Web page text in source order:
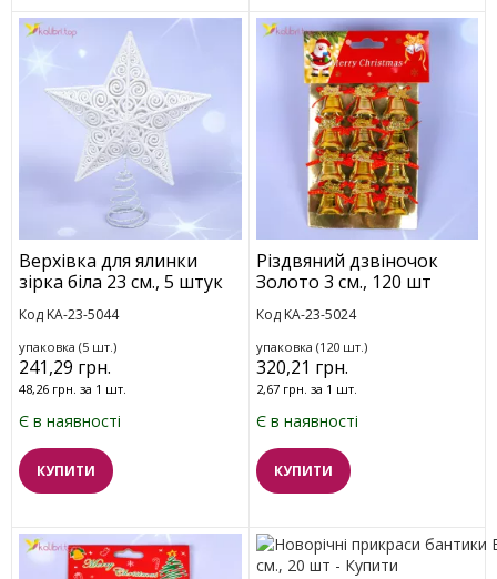
Верхівка для ялинки
зірка біла 23 см., 5 штук
Код KA-23-5044
упаковка (5 шт.)
241,29 грн.
48,26 грн. за 1 шт.
Є в наявності
КУПИТИ
Різдвяний дзвіночок
Золото 3 см., 120 шт
Код KA-23-5024
упаковка (120 шт.)
320,21 грн.
2,67 грн. за 1 шт.
Є в наявності
КУПИТИ